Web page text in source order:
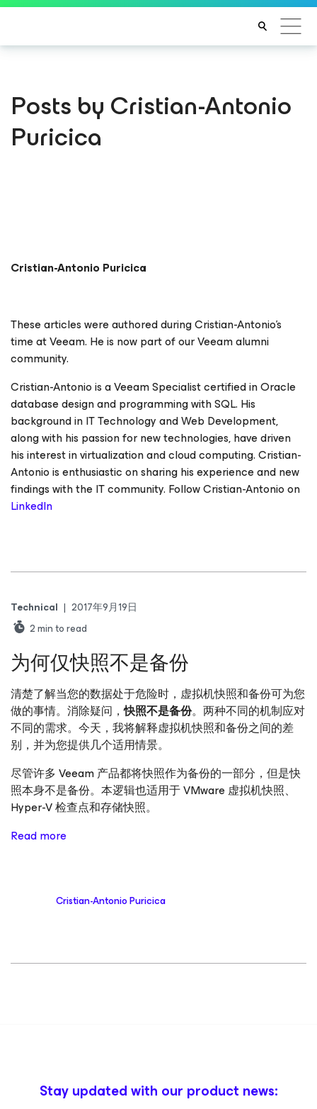
Posts by Cristian-Antonio
Puricica
Cristian-Antonio Puricica
These articles were authored during Cristian-Antonio’s
time at Veeam. He is now part of our Veeam alumni
community.
Cristian-Antonio is a Veeam Specialist certified in Oracle
database design and programming with SQL. His
background in IT Technology and Web Development,
along with his passion for new technologies, have driven
his interest in virtualization and cloud computing. Cristian-
Antonio is enthusiastic on sharing his experience and new
findings with the IT community. Follow Cristian-Antonio on
LinkedIn
Technical | 2017年9月19日
2min to read
为何仅快照不是备份
清楚了解当您的数据处于危险时，虚拟机快照和备份可为您
做的事情。消除疑问，快照不是备份。两种不同的机制应对
不同的需求。今天，我将解释虚拟机快照和备份之间的差
别，并为您提供几个适用情景。
尽管许多 Veeam 产品都将快照作为备份的一部分，但是快
照本身不是备份。本逻辑也适用于 VMware 虚拟机快照、
Hyper-V 检查点和存储快照。
Read more
Cristian-Antonio Puricica
Stay updated with our product news: